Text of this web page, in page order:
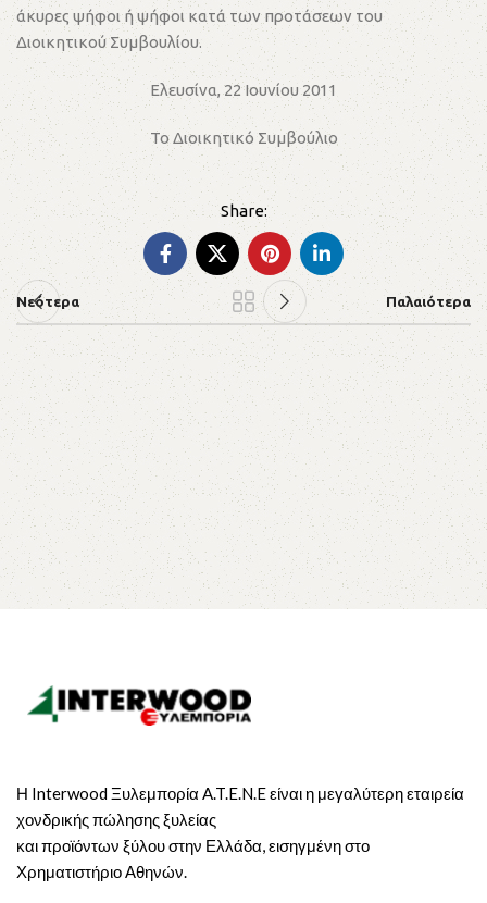
άκυρες ψήφοι ή ψήφοι κατά των προτάσεων του
Διοικητικού Συμβουλίου.
Ελευσίνα, 22 Ιουνίου 2011
Το Διοικητικό Συμβούλιο
Νεότερα Παλαιότερα
Η Interwood Ξυλεμπορία A.T.E.N.E είναι η μεγαλύτερη εταιρεία
χονδρικής πώλησης ξυλείας
και προϊόντων ξύλου στην Ελλάδα, εισηγμένη στο
Χρηματιστήριο Αθηνών.